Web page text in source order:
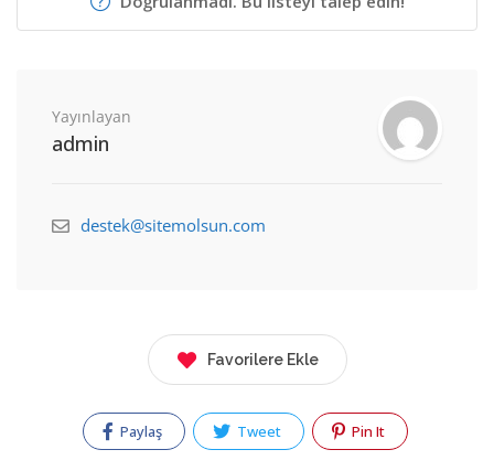
Yayınlayan
admin
destek@sitemolsun.com
Favorilere Ekle
Paylaş Tweet Pin It